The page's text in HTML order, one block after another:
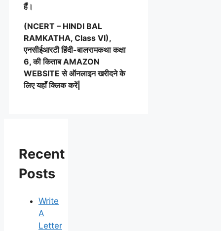
हैं।
(NCERT – HINDI BAL
RAMKATHA, Class VI),
एनसीईआरटी हिंदी-बालरामकथा कक्षा
6, की किताब AMAZON
WEBSITE से ऑनलाइन खरीदने के
लिए यहाँ क्लिक करें|
Recent
Posts
Write
A
Letter